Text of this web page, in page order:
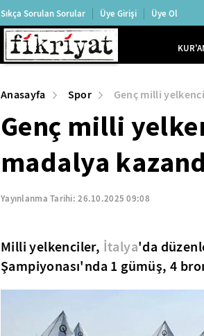
Sıkça Sorulan Sorular Üye Girişi Üye Ol
Anasayfa Spor Genç milli
Genç milli
madalya
Yayınlanma Tarihi:26.10.2025 09:08
Milli yelkenciler, İtalya'da
Şampiyonası'nda 1 gümüş, 4